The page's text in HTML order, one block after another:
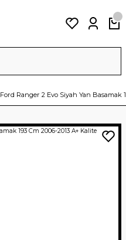
Ford Ranger 2 Evo Siyah Yan Basamak